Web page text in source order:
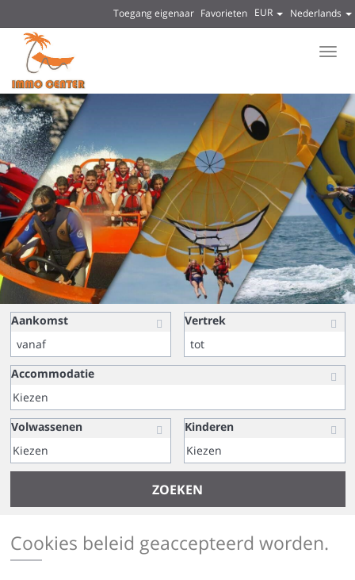
Nederlands
EUR
Favorieten
Toegang eigenaar
Aankomst Vertrek
Accommodatie
Volwassenen Kinderen
ZOEKEN
Cookies beleid geaccepteerd worden.